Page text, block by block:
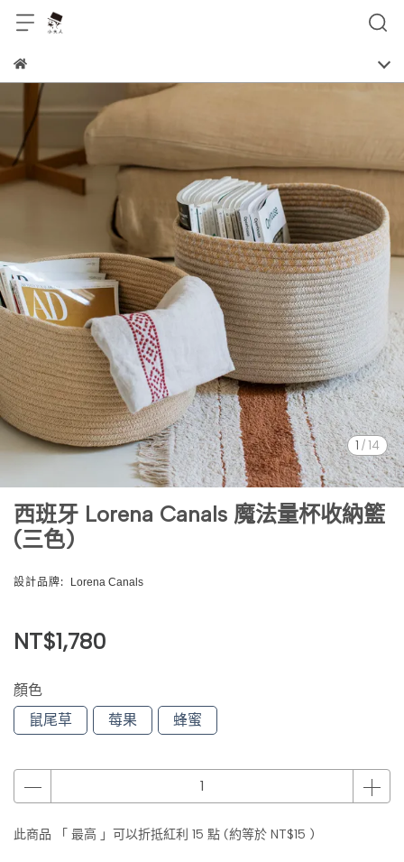
1 / 14
西班牙 Lorena Canals 魔法量杯收納籃
(三色)
設計品牌: Lorena Canals
NT$1,780
顏色
鼠尾草
莓果 蜂蜜
此商品 「 最高 」可以折抵紅利 15 點 (約等於 NT$15 )